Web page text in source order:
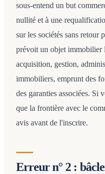
sous-entend un but
nullité et à une
sur les sociétés sans retour
prévoit un objet immobilier
acquisition, gestion,
immobiliers, emprunt des
des garanties associées. Si
que la frontière avec le
avis avant de l'inscrire.
Erreur n° 2 :